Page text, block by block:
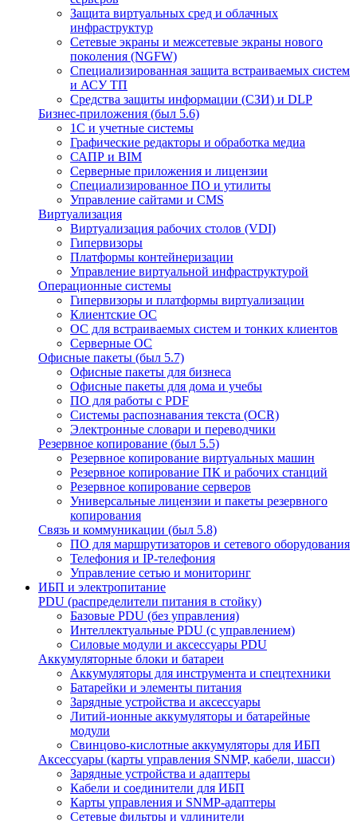
Защита виртуальных сред и облачных
инфраструктур
Сетевые экраны и межсетевые экраны нового
поколения (NGFW)
Специализированная защита встраиваемых систем
и АСУ ТП
Средства защиты информации (СЗИ) и DLP
Бизнес-приложения (был 5.6)
1С и учетные системы
Графические редакторы и обработка медиа
САПР и BIM
Серверные приложения и лицензии
Специализированное ПО и утилиты
Управление сайтами и CMS
Виртуализация
Виртуализация рабочих столов (VDI)
Гипервизоры
Платформы контейнеризации
Управление виртуальной инфраструктурой
Операционные системы
Гипервизоры и платформы виртуализации
Клиентские ОС
ОС для встраиваемых систем и тонких клиентов
Серверные ОС
Офисные пакеты (был 5.7)
Офисные пакеты для бизнеса
Офисные пакеты для дома и учебы
ПО для работы с PDF
Системы распознавания текста (OCR)
Электронные словари и переводчики
Резервное копирование (был 5.5)
Резервное копирование виртуальных машин
Резервное копирование ПК и рабочих станций
Резервное копирование серверов
Универсальные лицензии и пакеты резервного
копирования
Связь и коммуникации (был 5.8)
ПО для маршрутизаторов и сетевого оборудования
Телефония и IP-телефония
Управление сетью и мониторинг
ИБП и электропитание
PDU (распределители питания в стойку)
Базовые PDU (без управления)
Интеллектуальные PDU (с управлением)
Силовые модули и аксессуары PDU
Аккумуляторные блоки и батареи
Аккумуляторы для инструмента и спецтехники
Батарейки и элементы питания
Зарядные устройства и аксессуары
Литий-ионные аккумуляторы и батарейные
модули
Свинцово-кислотные аккумуляторы для ИБП
Аксессуары (карты управления SNMP, кабели, шасси)
Зарядные устройства и адаптеры
Кабели и соединители для ИБП
Карты управления и SNMP-адаптеры
Сетевые фильтры и удлинители